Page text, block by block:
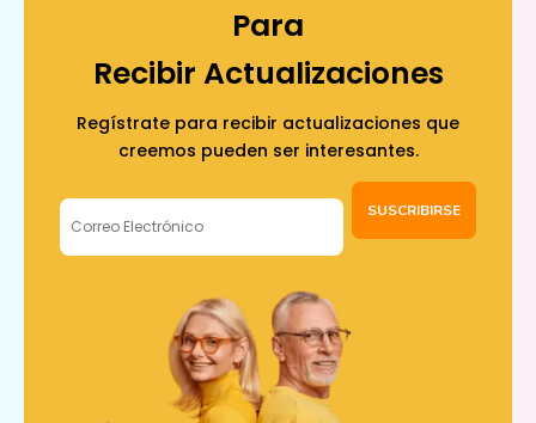
Para
Recibir Actualizaciones
Regístrate para recibir actualizaciones que
creemos pueden ser interesantes.
SUSCRIBIRSE